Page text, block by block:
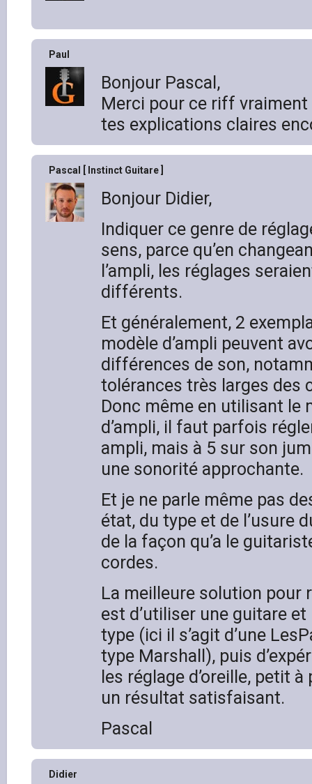
Paul
Bonjour Pascal,
Merci pour ce riff vraiment
tes explications claires
Pascal [ Instinct Guitare ]
Bonjour Didier,
Indiquer ce genre de
sens, parce qu’en
l’ampli, les réglages
différents.
Et généralement, 2
modèle d’ampli peuvent
différences de son,
tolérances très larges des
Donc même en utilisant le
d’ampli, il faut parfois
ampli, mais à 5 sur son
une sonorité approchante.
Et je ne parle même pas
état, du type et de l’usure
de la façon qu’a le
cordes.
La meilleure solution pour
est d’utiliser une guitare
type (ici il s’agit d’une
type Marshall), puis
les réglage d’oreille, petit
un résultat satisfaisant.
Pascal
Didier